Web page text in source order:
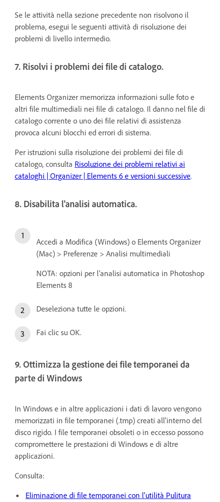
Se le attività nella sezione precedente non risolvono il
problema, esegui le seguenti attività di risoluzione dei
problemi di livello intermedio.
7. Risolvi i problemi dei file di catalogo.
Elements Organizer memorizza informazioni sulle foto e
altri file multimediali nei file di catalogo. Il danno nel file di
catalogo corrente o uno dei file relativi di assistenza
provoca alcuni blocchi ed errori di sistema.
Per istruzioni sulla risoluzione dei problemi dei file di
catalogo, consulta Risoluzione dei problemi relativi ai
cataloghi | Organizer | Elements 6 e versioni successive.
8. Disabilita l'analisi automatica.
Accedi a Modifica (Windows) o Elements Organizer
(Mac) > Preferenze > Analisi multimediali
NOTA: opzioni per l’analisi automatica in Photoshop
Elements 8
Deseleziona tutte le opzioni.
Fai clic su OK.
9. Ottimizza la gestione dei file temporanei da
parte di Windows
In Windows e in altre applicazioni i dati di lavoro vengono
memorizzati in file temporanei (.tmp) creati all'interno del
disco rigido. I file temporanei obsoleti o in eccesso possono
compromettere le prestazioni di Windows e di altre
applicazioni.
Consulta:
Eliminazione di file temporanei con l'utilità Pulitura